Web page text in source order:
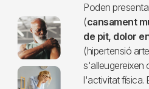
Imagen
Poden
(cansament
de pit, dolor
(hipertensió
s'alleugereixen
l'activitat física.